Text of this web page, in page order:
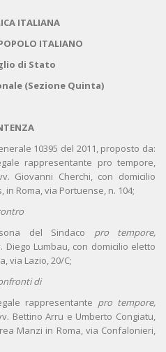
ITALIANA
ITALIANO
di Stato
(Sezione Quinta)
10395 del 2011, proposto da:
rappresentante pro tempore,
Giovanni Cherchi, con domicilio
Roma, via Portuense, n. 104;
del Sindaco pro tempore,
Lumbau, con domicilio eletto
via Lazio, 20/C;
di
rappresentante pro tempore,
Bettino Arru e Umberto Congiatu,
Manzi in Roma, via Confalonieri,